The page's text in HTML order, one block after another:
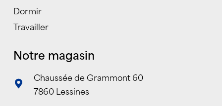
Dormir
Travailler
Notre magasin
Chaussée de Grammont 60
7860 Lessines